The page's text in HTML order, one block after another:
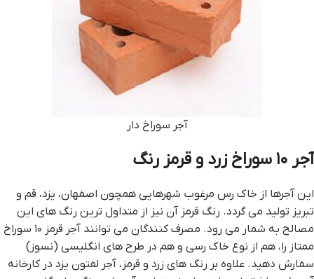
آجر سوراخ دار
آجر ۱۰ سوراخ زرد و قرمز رنگ
این آجرها از خاک رس مرغوب شهرهایی همچون اصفهان، یزد، قم و
تبریز تولید می گردد. رنگ قرمز آن نیز از متداول ترین رنگ های این
مصالح به شمار می رود. مصرف کنندگان می توانند آجر قرمز ۱۰ سوراخ
ممتاز را، هم از نوع خاک رسی و هم در طرح های انگلیسی (نسوز)
سفارش دهید. علاوه بر رنگ های زرد و قرمز، آجر لفتون یزد در کارخانه